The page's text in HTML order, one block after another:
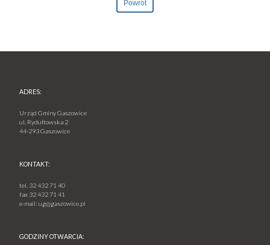
Powrót
ADRES:
Urząd Gminy Gaszowice
ul. Rydułtowska 2
44-293 Gaszowice
KONTAKT:
tel. 32 432 71 40
fax 32 432 71 41
e-mail:ug@gaszowice.pl
GODZINY OTWARCIA: